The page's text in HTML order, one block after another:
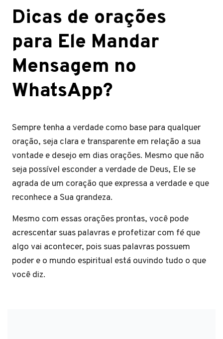
Dicas de orações
para Ele Mandar
Mensagem no
WhatsApp?
Sempre tenha a verdade como base para qualquer
oração, seja clara e transparente em relação a sua
vontade e desejo em dias orações. Mesmo que não
seja possível esconder a verdade de Deus, Ele se
agrada de um coração que expressa a verdade e que
reconhece a Sua grandeza.
Mesmo com essas orações prontas, você pode
acrescentar suas palavras e profetizar com fé que
algo vai acontecer, pois suas palavras possuem
poder e o mundo espiritual está ouvindo tudo o que
você diz.